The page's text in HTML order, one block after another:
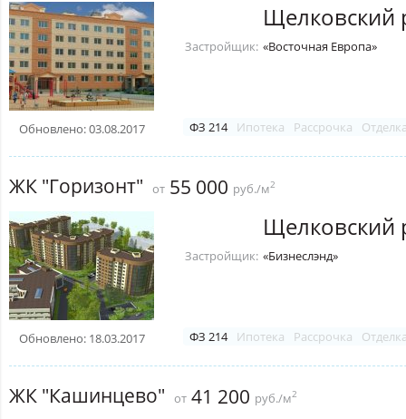
Обновлено: 03.08.2017
Щелковский
Застройщик: «Восточная Европа»
ФЗ 214 Ипотека Рассрочка
ЖК "Горизонт" от 55 000 руб./м2
Обновлено: 18.03.2017
Щелковский
Застройщик: «Бизнеслэнд»
ФЗ 214 Ипотека Рассрочка
ЖК "Кашинцево" от 41 200 руб./м2